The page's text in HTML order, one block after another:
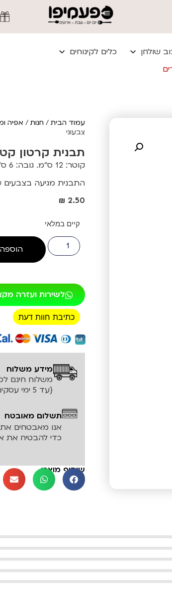
שולחן
כלים לקינוחים
עמוד הבית/ חנות/ אפיה
צבעוני
תבנית קרטון קטנה
קוטר: 12 ס"מ. גובה: 6 ס"מ.
התבנית מגיעה
₪ 2.50
קיים במלאי
לשירות ועזרה
כתיבת חוות דעת
רכישה מאובטחת!
מידע משלוח
משלוח חינם
{עד 5 ימי עסקים, למעט אזורים חריגים}
תשלום מאובטח
אנו מאבטחים
כדי להבטיח את
שיתוף מוצר: